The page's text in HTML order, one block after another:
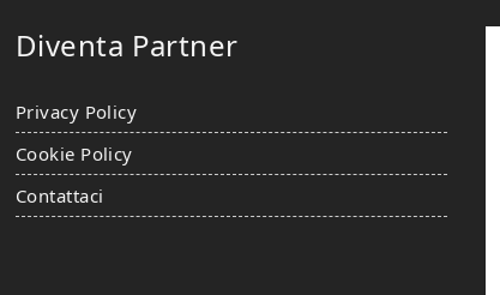
Diventa Partner
Privacy Policy
Cookie Policy
Contattaci